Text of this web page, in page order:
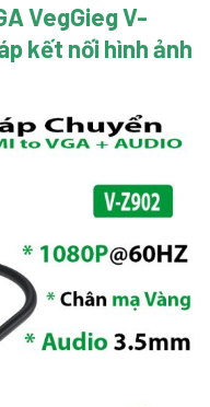
VegGieg V-
kết nối hình ảnh